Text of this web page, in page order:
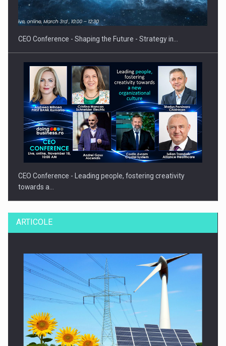
CEO Conference - Shaping the Future - Strategy in…
CEO Conference - Leading people, fostering creativity
towards a…
CEO Conference - Shaping The Future - Technology and…
ARTICOLE